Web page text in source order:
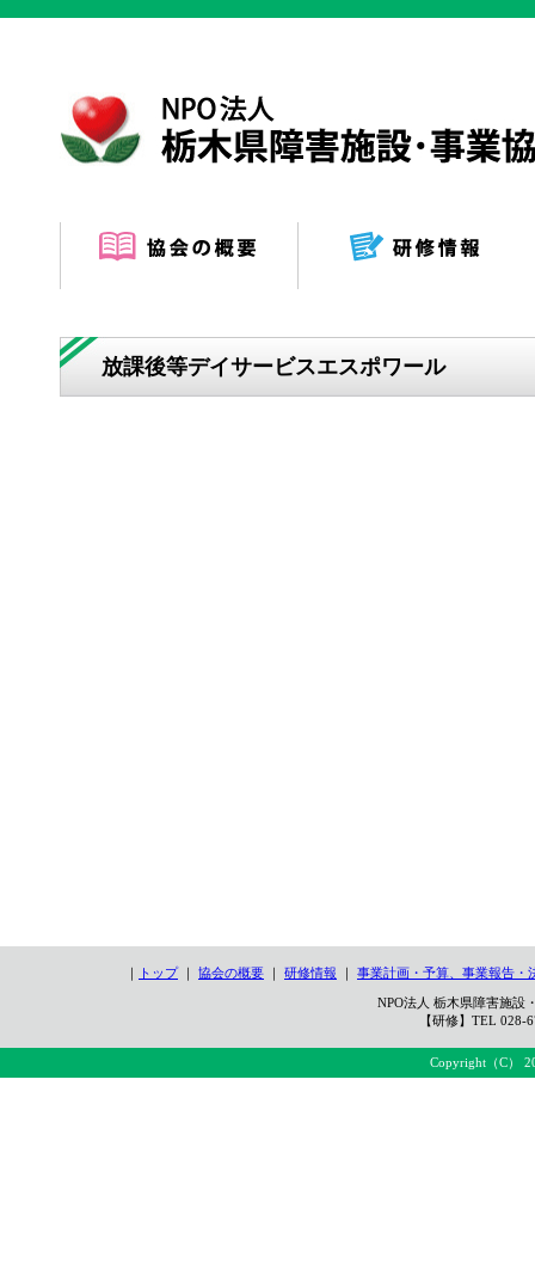
放課後等デイサービスエスポワール
｜ トップ｜ 協会の概要 ｜ 研修情報 ｜ 事業計画・予算、事業報告・
NPO法人 栃木県障害施
【研修】TEL
Copyright（C）